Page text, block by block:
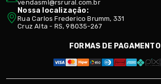
vendasml@rsrural.com.br
Nossa localização:
Rua Carlos Frederico Brumm, 331
Cruz Alta - RS, 98035-267
FORMAS DE PAGAMENTO